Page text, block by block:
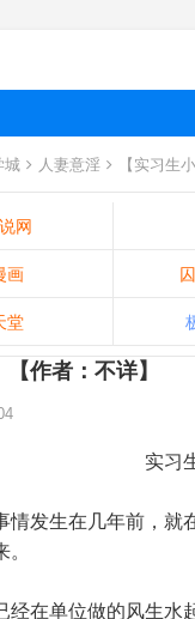
城 人妻意淫 【实习生
网
画
堂
【作者：不详】
生小
发生在几年前，就
在单位做的风生水